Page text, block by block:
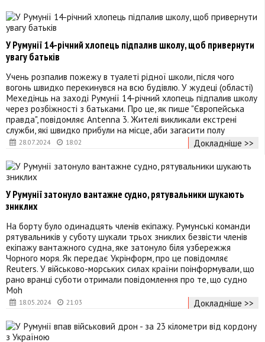
28.07.2024 18:02
У Румунії 14-річний хлопець підпалив школу, щоб привернути
увагу батьків
Учень розпалив пожежу в туалеті рідної школи, після чого
вогонь швидко перекинувся на всю будівлю. У жудеці (області)
Мехедінць на заході Румунії 14-річний хлопець підпалив школу
через розбіжності з батьками. Про це, як пише "Європейська
правда", повідомляє Antenna 3. Жителі викликали екстрені
служби, які швидко прибули на місце, аби загасити полу
Докладніше >>
18.05.2024 21:03
У Румунії затонуло вантажне судно, рятувальники шукають
зниклих
На борту було одинадцять членів екіпажу. Румунські команди
рятувальників у суботу шукали трьох зниклих безвісти членів
екіпажу вантажного судна, яке затонуло біля узбережжя
Чорного моря. Як передає Укрінформ, про це повідомляє
Reuters. У військово-морських силах країни поінформували, що
рано вранці суботи отримали повідомлення про те, що судно
Moh
Докладніше >>